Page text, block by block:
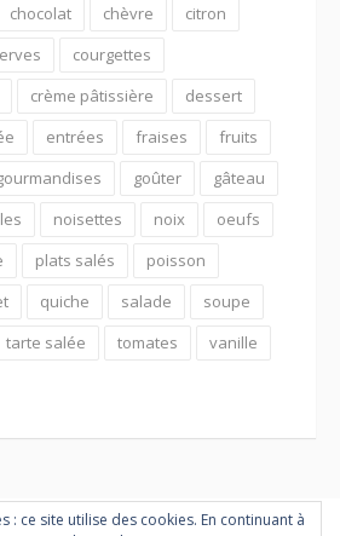
chocolat chèvre
citron
courgettes
crème pâtissière
dessert
entrées fraises
fruits
goûter
gâteau
noisettes noix
oeufs
plats salés
poisson
quiche salade
soupe
tarte salée tomates
vanille
: ce site utilise des cookies. En continuant à